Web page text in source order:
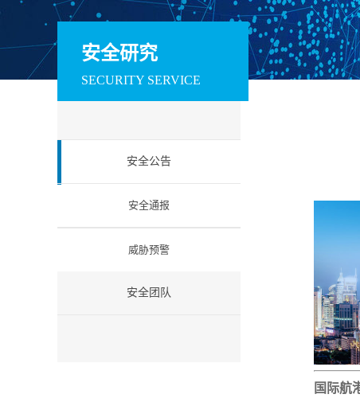
安全教育
训系统
网络空间安全对抗竞
网络空间
场系统
数据安全
安全运维管理系统
数据库审计与风险
工业互联网安全
IPS（信创版）
信息安全一体化
中管理系统 （信
安全研究
SECURITY SERVICE
安全公告
安全通报
威胁预警
安全团队
国际航